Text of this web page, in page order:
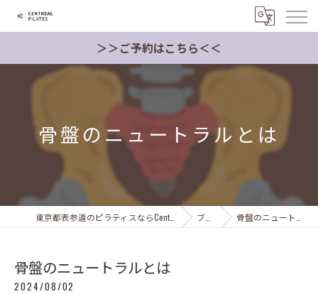
＞＞ご予約はこちら＜＜
骨盤のニュートラルとは
ブログ 骨盤のニュートラルとは
骨盤のニュートラルとは
2024/08/02